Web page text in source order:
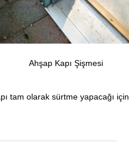
Ahşap Kapı Şişmesi
tam olarak sürtme yapacağı için